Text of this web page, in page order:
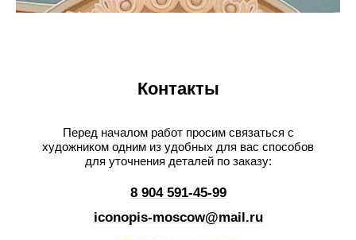
Контакты
Перед началом работ просим связаться с
художником одним из удобных для вас способов
для уточнения деталей по заказу:
8 904 591-45-99
iconopis-moscow@mail.ru